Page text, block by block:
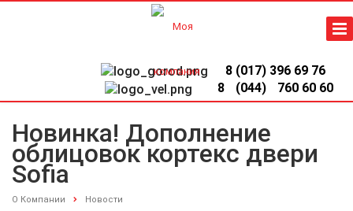
8 (017) 396 69 76
8
(044) 760 60 60
Новинка! Дополнение
облицовок кортекс двери
Sofia
О Компании Новости